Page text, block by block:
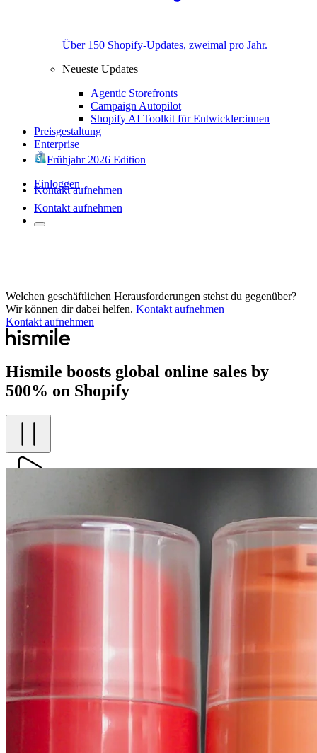
Über 150 Shopify-Updates, zweimal pro Jahr.
Neueste Updates
Agentic Storefronts
Campaign Autopilot
Shopify AI Toolkit für Entwickler:innen
Preisgestaltung
Enterprise
Frühjahr 2026 Edition
Einloggen
Kontakt aufnehmen
Kontakt aufnehmen
Welchen geschäftlichen Herausforderungen stehst du gegenüber?
Wir können dir dabei helfen. Kontakt aufnehmen
Kontakt aufnehmen
Hismile boosts global online sales by
500% on Shopify